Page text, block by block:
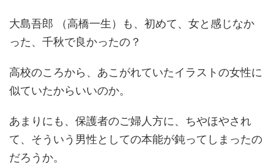
大島吾郎 （高橋一生）も、初めて、女と感じなか
った、千秋で良かったの？
高校のころから、あこがれていたイラストの女性に
似ていたからいいのか。
あまりにも、保護者のご婦人方に、ちやほやされ
て、そういう男性としての本能が鈍ってしまったの
だろうか。